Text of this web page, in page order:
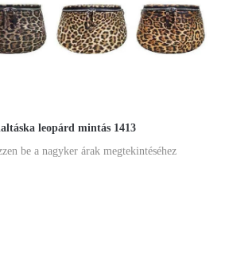
leopárd mintás 1413
be a nagyker árak megtekintéséhez